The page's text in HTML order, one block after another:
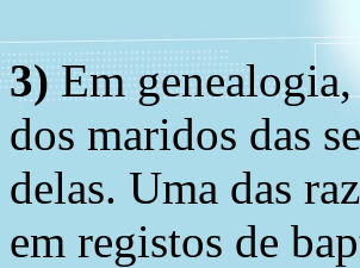
3) Em
dos maridos das
delas. Uma das
em registos de